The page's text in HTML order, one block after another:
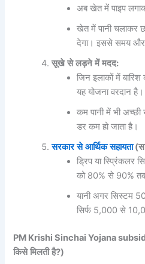
अब खेत में पाइप
खेत में पानी चलाकर
देगा। इससे समय और
सूखे से लड़ने में मदद:
जिन इलाकों में
यह योजना वरदान है।
कम पानी में भी
डर कम हो जाता है।
सरकार से आर्थिक सहायता(
ड्रिप या स्प्रिंकलर
को 80% से 90% तक
यानी अगर सिस्टम
सिर्फ 5,000 से
PM Krishi Sinchai Yojana
किसे मिलती है?)